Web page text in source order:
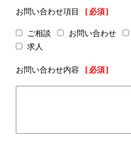
お問い合わせ項目 [必須]
ご相談 お問い合わせ
求人
お問い合わせ内容 [必須]